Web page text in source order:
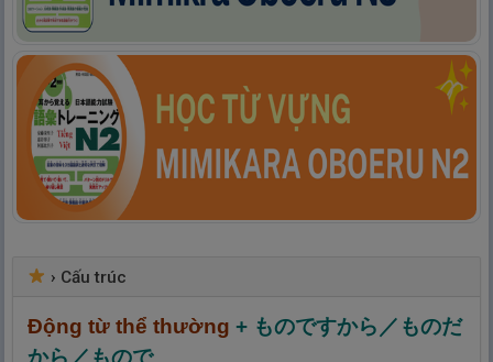
› Cấu trúc
Động từ thể thường + ものですから／ものだ
から／もので